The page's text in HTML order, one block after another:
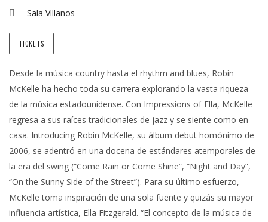
Sala Villanos
TICKETS
Desde la música country hasta el rhythm and blues, Robin
McKelle ha hecho toda su carrera explorando la vasta riqueza
de la música estadounidense. Con Impressions of Ella, McKelle
regresa a sus raíces tradicionales de jazz y se siente como en
casa. Introducing Robin McKelle, su álbum debut homónimo de
2006, se adentró en una docena de estándares atemporales de
la era del swing (“Come Rain or Come Shine”, “Night and Day”,
“On the Sunny Side of the Street”). Para su último esfuerzo,
McKelle toma inspiración de una sola fuente y quizás su mayor
influencia artística, Ella Fitzgerald. “El concepto de la música de